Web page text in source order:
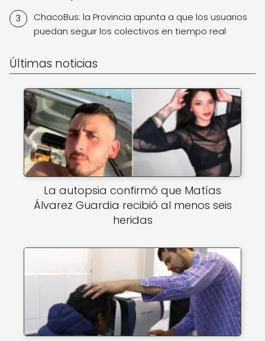
ChacoBus: la Provincia apunta a que los usuarios
puedan seguir los colectivos en tiempo real
Últimas noticias
La autopsia confirmó que Matías
Álvarez Guardia recibió al menos seis
heridas